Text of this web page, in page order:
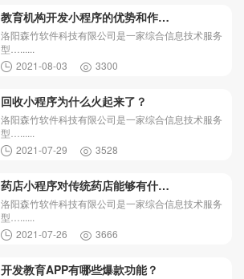
教育机构开发小程序的优势和作…
洛阳森竹软件科技有限公司是一家综合信息技术服务
型…......
2021-08-03
3300
回收小程序为什么火起来了？
洛阳森竹软件科技有限公司是一家综合信息技术服务
型…......
2021-07-29
3528
药店小程序对传统药店能够有什…
洛阳森竹软件科技有限公司是一家综合信息技术服务
型…......
2021-07-26
3666
开发教育APP有哪些爆款功能？